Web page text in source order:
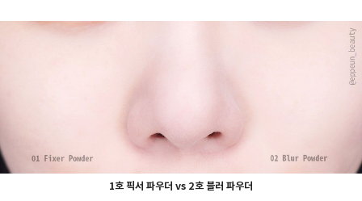
1호 픽서 파우더 vs 2호 블러 파우더